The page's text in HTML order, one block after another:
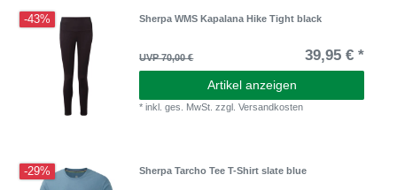
-43% Sherpa WMS Kapalana Hike Tight black
UVP 70,00 € 39,95 € *
Artikel anzeigen
*inkl. ges. MwSt. zzgl.Versandkosten
-29% Sherpa Tarcho Tee T-Shirt slate blue